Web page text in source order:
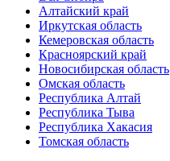
Алтайский край
Иркутская область
Кемеровская область
Красноярский край
Новосибирская область
Омская область
Республика Алтай
Республика Тыва
Республика Хакасия
Томская область